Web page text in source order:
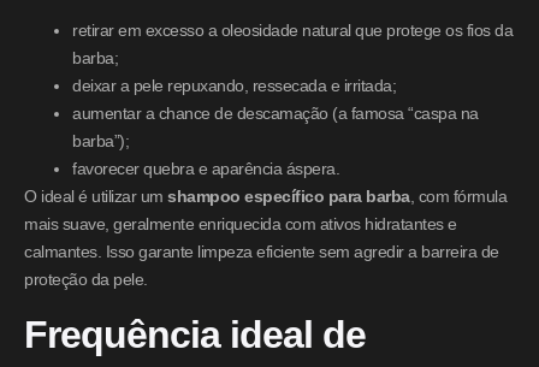
retirar em excesso a oleosidade natural que protege os fios da
barba;
deixar a pele repuxando, ressecada e irritada;
aumentar a chance de descamação (a famosa “caspa na
barba”);
favorecer quebra e aparência áspera.
O ideal é utilizar um shampoo específico para barba, com fórmula
mais suave, geralmente enriquecida com ativos hidratantes e
calmantes. Isso garante limpeza eficiente sem agredir a barreira de
proteção da pele.
Frequência ideal de